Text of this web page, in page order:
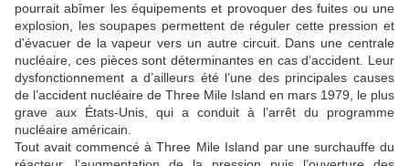
pourrait abîmer les équipements et provoquer des fuites ou une
explosion, les soupapes permettent de réguler cette pression et
d'évacuer de la vapeur vers un autre circuit. Dans une centrale
nucléaire, ces pièces sont déterminantes en cas d’accident. Leur
dysfonctionnement a d’ailleurs été l’une des principales causes
de l’accident nucléaire de Three Mile Island en mars 1979, le plus
grave aux États-Unis, qui a conduit à l’arrêt du programme
nucléaire américain.
Tout avait commencé à Three Mile Island par une surchauffe du